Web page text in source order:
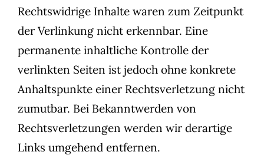
Rechtswidrige Inhalte waren zum Zeitpunkt
der Verlinkung nicht erkennbar. Eine
permanente inhaltliche Kontrolle der
verlinkten Seiten ist jedoch ohne konkrete
Anhaltspunkte einer Rechtsverletzung nicht
zumutbar. Bei Bekanntwerden von
Rechtsverletzungen werden wir derartige
Links umgehend entfernen.